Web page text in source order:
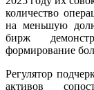
количество
на меньшую
бирж
формирование
Регулятор
активов